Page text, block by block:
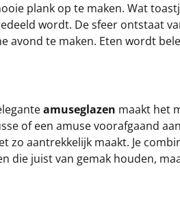
plank op te maken. Wat
wordt. De sfeer ontstaat
avond te maken. Eten wordt
amuseglazen maakt het
of een amuse voorafgaand
zo aantrekkelijk maakt. Je
die juist van gemak houden,